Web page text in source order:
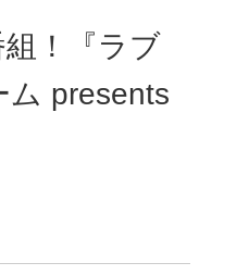
！『ラブ
ム presents